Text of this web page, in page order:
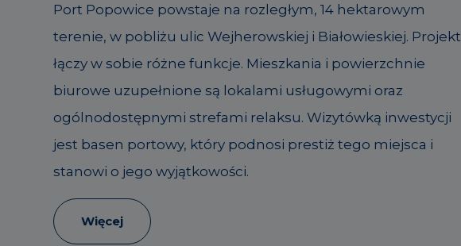
Port Popowice powstaje na rozległym, 14 hektarowym
terenie, w pobliżu ulic Wejherowskiej i Białowieskiej. Projekt
łączy w sobie różne funkcje. Mieszkania i powierzchnie
biurowe uzupełnione są lokalami usługowymi oraz
ogólnodostępnymi strefami relaksu. Wizytówką inwestycji
jest basen portowy, który podnosi prestiż tego miejsca i
stanowi o jego wyjątkowości.
Więcej